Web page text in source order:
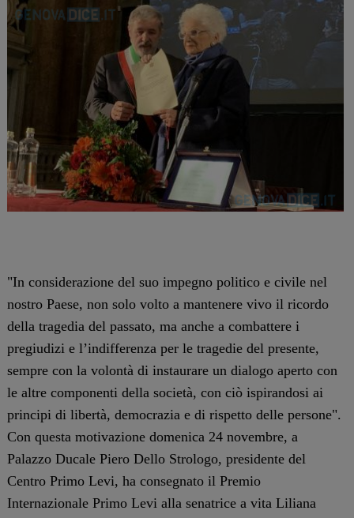
"In considerazione del suo impegno politico e civile nel
nostro Paese, non solo volto a mantenere vivo il ricordo
della tragedia del passato, ma anche a combattere i
pregiudizi e l’indifferenza per le tragedie del presente,
sempre con la volontà di instaurare un dialogo aperto con
le altre componenti della società, con ciò ispirandosi ai
principi di libertà, democrazia e di rispetto delle persone".
Con questa motivazione domenica 24 novembre, a
Palazzo Ducale Piero Dello Strologo, presidente del
Centro Primo Levi, ha consegnato il Premio
Internazionale Primo Levi alla senatrice a vita Liliana